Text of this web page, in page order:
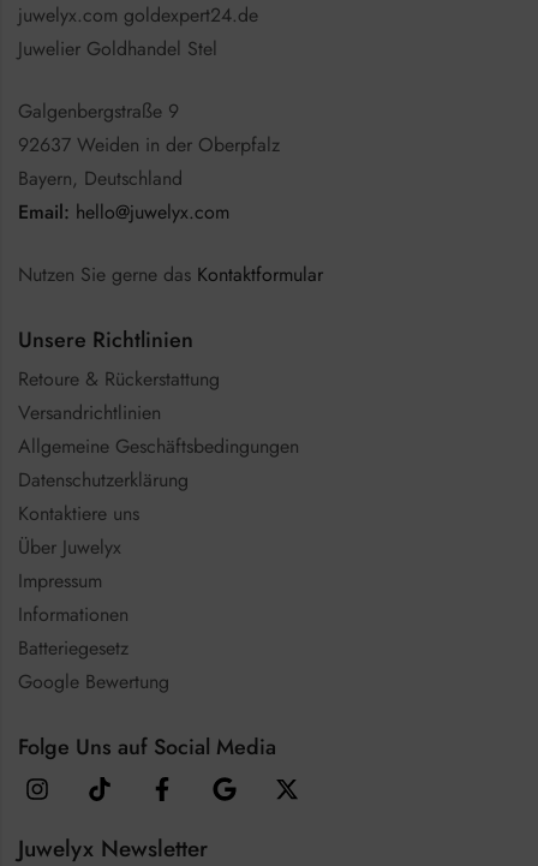
juwelyx.com goldexpert24.de
Juwelier Goldhandel Stel
Galgenbergstraße 9
92637 Weiden in der Oberpfalz
Bayern, Deutschland
Email: hello@juwelyx.com
Nutzen Sie gerne das Kontaktformular
Unsere Richtlinien
Retoure & Rückerstattung
Versandrichtlinien
Allgemeine Geschäftsbedingungen
Datenschutzerklärung
Kontaktiere uns
Über Juwelyx
Impressum
Informationen
Batteriegesetz
Google Bewertung
Folge Uns auf Social Media
Juwelyx Newsletter